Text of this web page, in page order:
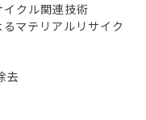
クル関連技術
マテリアルリサイク
去